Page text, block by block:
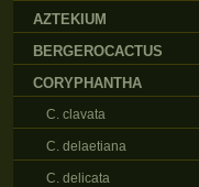
AZTEKIUM
BERGEROCACTUS
CORYPHANTHA
C. clavata
C. delaetiana
C. delicata